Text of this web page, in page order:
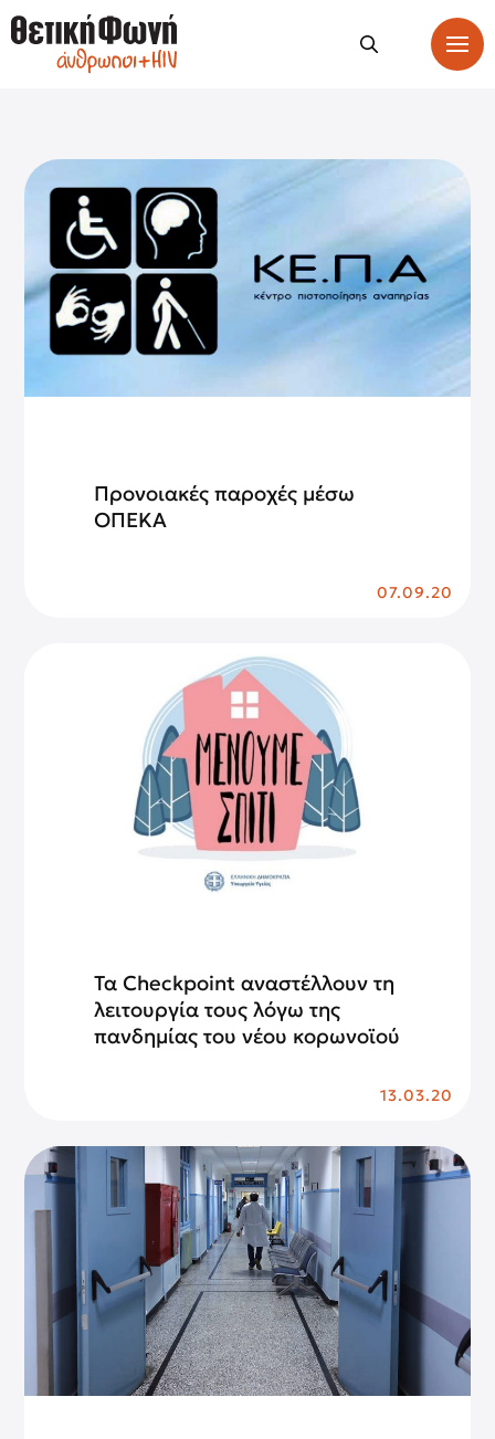
Προνοιακές παροχές μέσω
ΟΠΕΚΑ
07.09.20
Τα Checkpoint αναστέλλουν τη
λειτουργία τους λόγω της
πανδημίας του νέου κορωνοϊού
13.03.20